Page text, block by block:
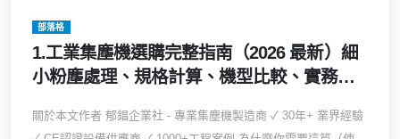
部落格
1.工業集塵機選購完整指南（2026 最新）細
小粉塵處理、規格計算、機型比較、實務驗
關於本文作者 郁錩企業社 - 專業集塵機製造商 ✓ 30年+ 業界經驗